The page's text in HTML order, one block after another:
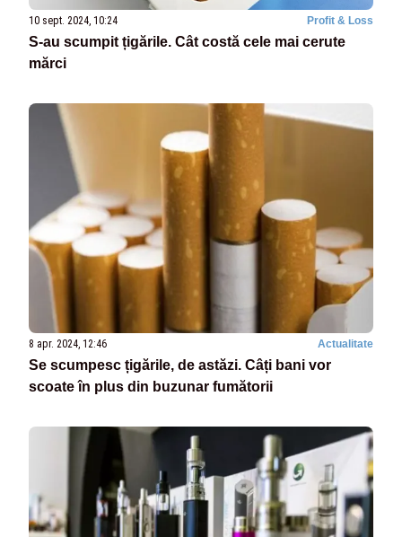
10 sept. 2024, 10:24 Profit & Loss
S-au scumpit țigările. Cât costă cele mai cerute
mărci
8 apr. 2024, 12:46 Actualitate
Se scumpesc țigările, de astăzi. Câți bani vor
scoate în plus din buzunar fumătorii